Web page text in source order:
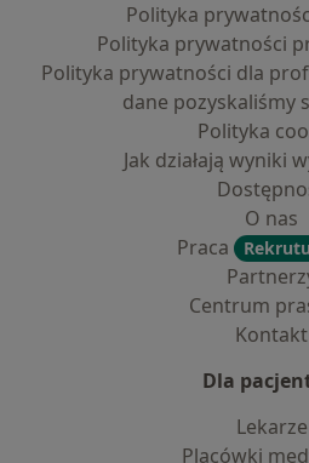
Polityka
Polityka prywatności
Polityka prywatności dla
dane pozyskaliśmy
Polityka
Jak działają wyniki
O nas
Praca
Centrum
Kontakt
Dla
Lekarze
Placówki